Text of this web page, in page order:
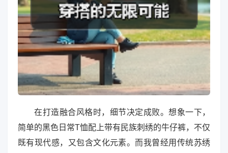
在打造融合风格时，细节决定成败。想象一下，
简单的黑色日常T恤配上带有民族刺绣的牛仔裤，不仅
既有现代感，又包含文化元素。而我曾经用传统苏绣